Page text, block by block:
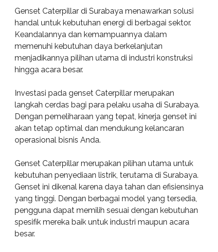
Genset Caterpillar di Surabaya menawarkan solusi
handal untuk kebutuhan energi di berbagai sektor.
Keandalannya dan kemampuannya dalam
memenuhi kebutuhan daya berkelanjutan
menjadikannya pilihan utama di industri konstruksi
hingga acara besar.
Investasi pada genset Caterpillar merupakan
langkah cerdas bagi para pelaku usaha di Surabaya.
Dengan pemeliharaan yang tepat, kinerja genset ini
akan tetap optimal dan mendukung kelancaran
operasional bisnis Anda.
Genset Caterpillar merupakan pilihan utama untuk
kebutuhan penyediaan listrik, terutama di Surabaya.
Genset ini dikenal karena daya tahan dan efisiensinya
yang tinggi. Dengan berbagai model yang tersedia,
pengguna dapat memilih sesuai dengan kebutuhan
spesifik mereka baik untuk industri maupun acara
besar.